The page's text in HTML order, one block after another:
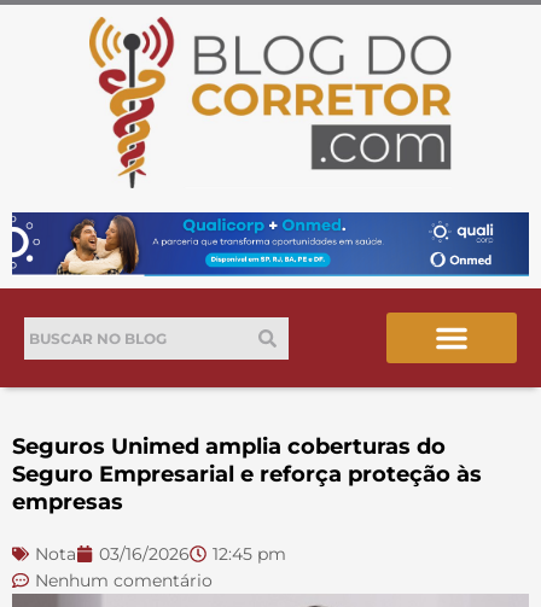
Seguros Unimed amplia coberturas do
Seguro Empresarial e reforça proteção às
empresas
Nota 03/16/2026
12:45 pm
Nenhum comentário